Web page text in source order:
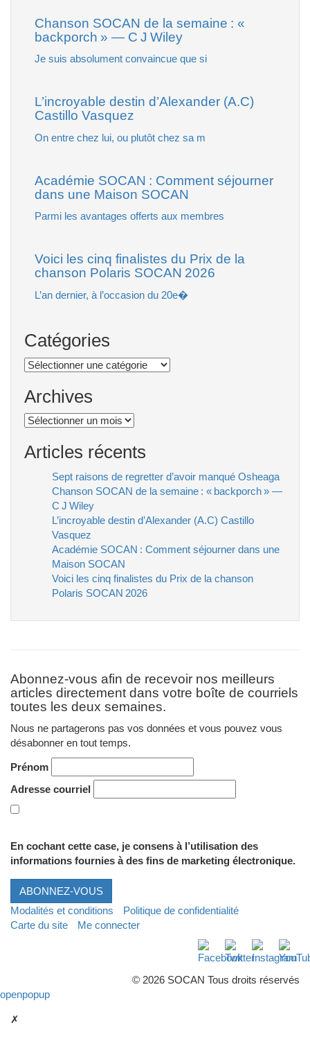
Chanson SOCAN de la semaine : «
backporch » — C J Wiley
Je suis absolument convaincue que si
L’incroyable destin d’Alexander (A.C)
Castillo Vasquez
On entre chez lui, ou plutôt chez sa m
Académie SOCAN : Comment séjourner
dans une Maison SOCAN
Parmi les avantages offerts aux membres
Voici les cinq finalistes du Prix de la
chanson Polaris SOCAN 2026
L’an dernier, à l’occasion du 20e�
Catégories
Catégories
Archives
Archives
Articles récents
Sept raisons de regretter d’avoir manqué Osheaga
Chanson SOCAN de la semaine : « backporch » —
C J Wiley
L’incroyable destin d’Alexander (A.C) Castillo
Vasquez
Académie SOCAN : Comment séjourner dans une
Maison SOCAN
Voici les cinq finalistes du Prix de la chanson
Polaris SOCAN 2026
Abonnez-vous afin de recevoir nos meilleurs
articles directement dans votre boîte de courriels
toutes les deux semaines.
Nous ne partagerons pas vos données et vous pouvez vous
désabonner en tout temps.
Prénom
Adresse courriel
En cochant cette case, je consens à l’utilisation des
informations fournies à des fins de marketing électronique.
ABONNEZ-VOUS
Modalités et conditions
Politique de confidentialité
Carte du site
Me connecter
© 2026 SOCAN Tous droits réservés
openpopup
✗